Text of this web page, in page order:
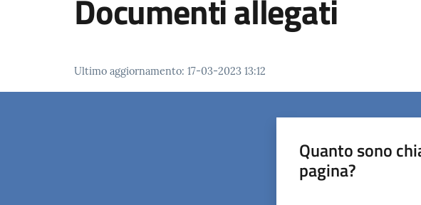
Documenti allegati
Ultimo aggiornamento: 17-03-2023 13:12
Quanto sono
pagina?